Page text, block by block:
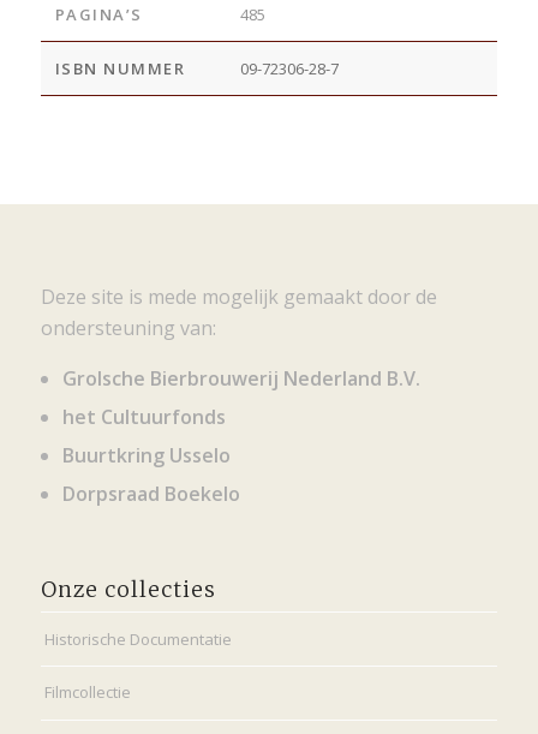
PAGINA’S 485
ISBN NUMMER 09-72306-28-7
Deze site is mede mogelijk gemaakt door de
ondersteuning van:
Grolsche Bierbrouwerij Nederland B.V.
het Cultuurfonds
Buurtkring Usselo
Dorpsraad Boekelo
Onze collecties
Historische Documentatie
Filmcollectie